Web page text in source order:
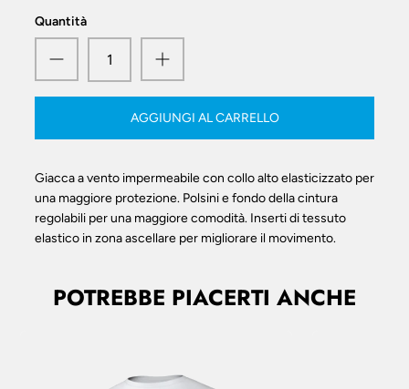
Quantità
AGGIUNGI AL CARRELLO
Giacca a vento impermeabile con collo alto elasticizzato per
una maggiore protezione. Polsini e fondo della cintura
regolabili per una maggiore comodità. Inserti di tessuto
elastico in zona ascellare per migliorare il movimento.
POTREBBE PIACERTI ANCHE